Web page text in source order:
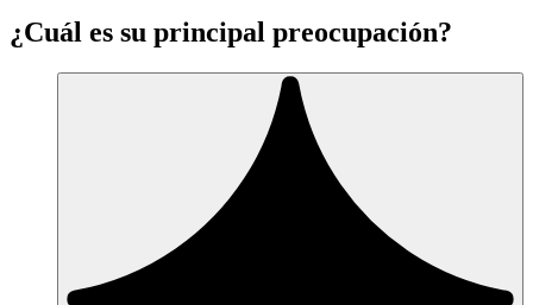
¿Cuál es su principal preocupación?